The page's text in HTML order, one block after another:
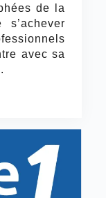
de la
avec sa